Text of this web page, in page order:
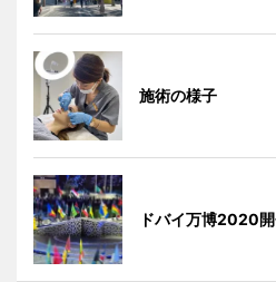
施術の様子
ドバイ万博2020